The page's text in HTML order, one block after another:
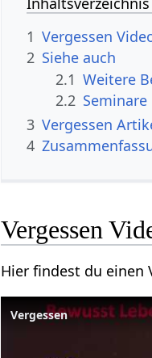
1
Vergessen‏‎
2 Siehe auch
2.1
2.2
3
4
Vergessen‏‎
Vergessen‏‎